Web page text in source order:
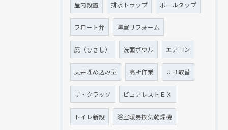
屋内設置 排水トラップ ボールタップ
フロート弁 洋室リフォーム
庇（ひさし） 洗面ボウル エアコン
天井埋め込み型 高所作業 ＵＢ取替
ザ・クラッソ ピュアレストＥＸ
トイレ新設 浴室暖房換気乾燥機